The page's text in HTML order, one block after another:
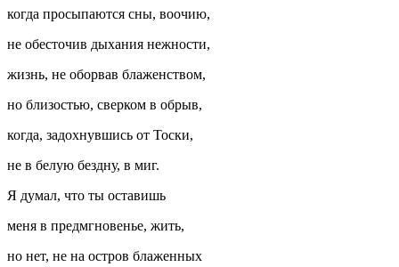
когда просыпаются сны, воочию,
не обесточив дыхания нежности,
жизнь, не оборвав блаженством,
но близостью, сверком в обрыв,
когда, задохнувшись от Тоски,
не в белую бездну, в миг.
Я думал, что ты оставишь
меня в предмгновенье, жить,
но нет, не на остров блаженных